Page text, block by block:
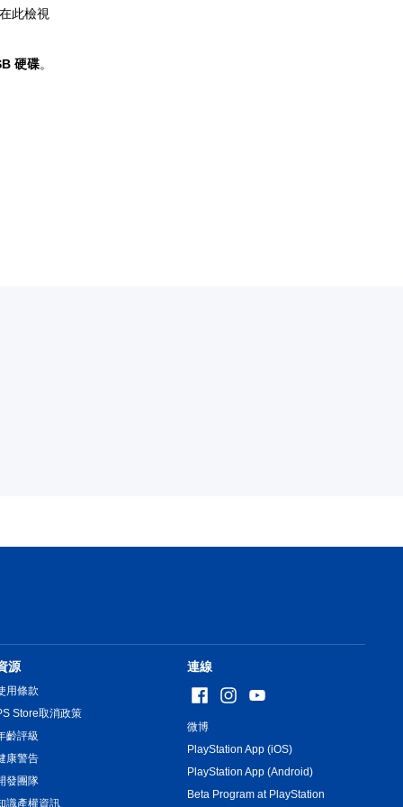
此檢視
硬碟。
源
用條款
Store取消政策
齡評級
康警告
發團隊
識產權資訊
連線
微博
PlayStation App (iOS)
PlayStation App (Android)
Beta Program at PlayStation